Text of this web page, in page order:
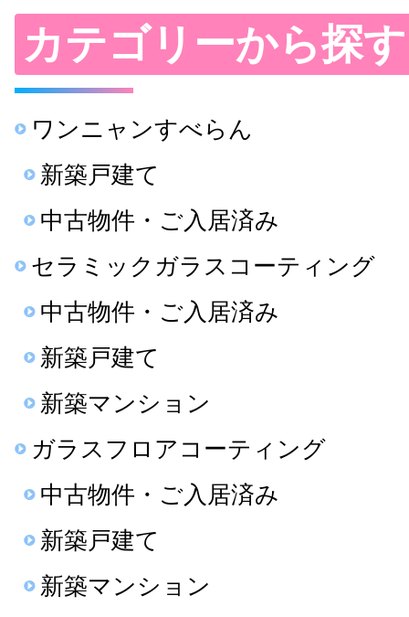
カテゴリーから探す
ワンニャンすべらん
新築戸建て
中古物件・ご入居済み
セラミックガラスコーティング
中古物件・ご入居済み
新築戸建て
新築マンション
ガラスフロアコーティング
中古物件・ご入居済み
新築戸建て
新築マンション